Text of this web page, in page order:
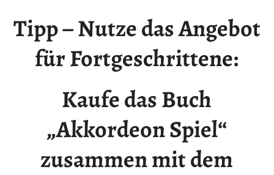
Tipp – Nutze das Angebot
für Fortgeschrittene:
Kaufe das Buch
„Akkordeon Spiel“
zusammen mit dem